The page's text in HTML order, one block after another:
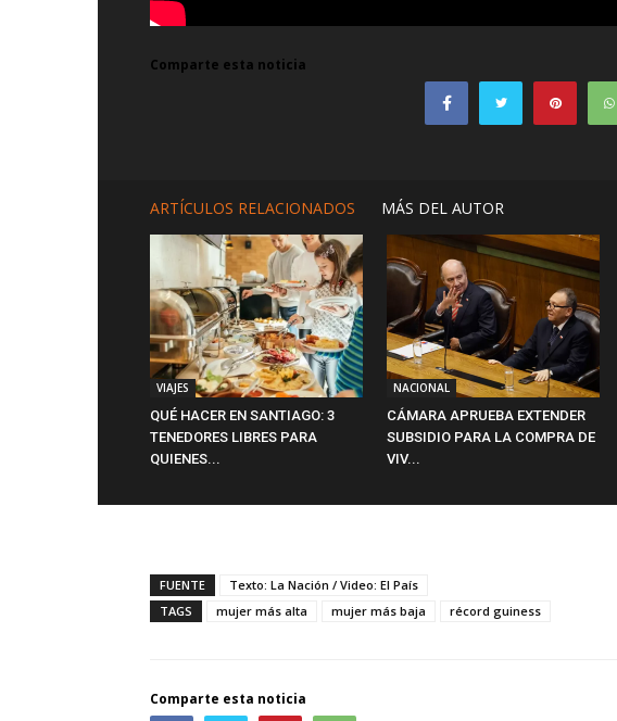
Comparte esta noticia
ARTÍCULOS RELACIONADOS MÁS DEL AUTOR
VIAJES
QUÉ HACER EN SANTIAGO: 3
TENEDORES LIBRES PARA
QUIENES...
NACIONAL
CÁMARA APRUEBA EXTENDER
SUBSIDIO PARA LA COMPRA DE
VIV...
FUENTE
Texto: La Nación / Video: El País
TAGS
mujer más alta mujer más baja récord guiness
Comparte esta noticia